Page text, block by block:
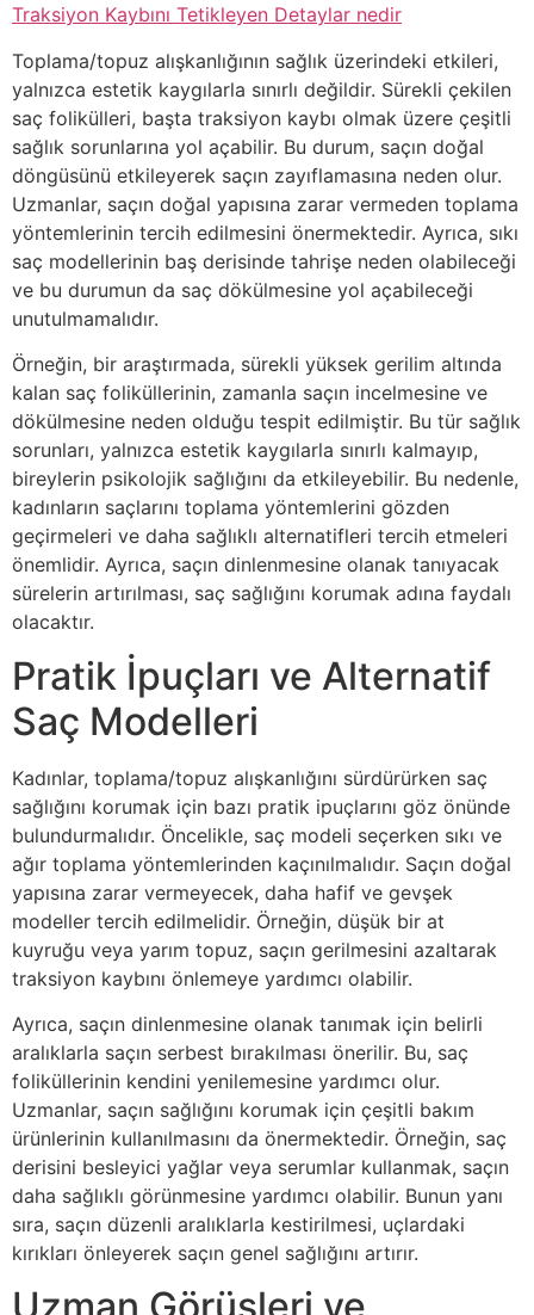
Traksiyon Kaybını Tetikleyen Detaylar nedir
Toplama/topuz alışkanlığının sağlık üzerindeki etkileri,
yalnızca estetik kaygılarla sınırlı değildir. Sürekli çekilen
saç folikülleri, başta traksiyon kaybı olmak üzere çeşitli
sağlık sorunlarına yol açabilir. Bu durum, saçın doğal
döngüsünü etkileyerek saçın zayıflamasına neden olur.
Uzmanlar, saçın doğal yapısına zarar vermeden toplama
yöntemlerinin tercih edilmesini önermektedir. Ayrıca, sıkı
saç modellerinin baş derisinde tahrişe neden olabileceği
ve bu durumun da saç dökülmesine yol açabileceği
unutulmamalıdır.
Örneğin, bir araştırmada, sürekli yüksek gerilim altında
kalan saç foliküllerinin, zamanla saçın incelmesine ve
dökülmesine neden olduğu tespit edilmiştir. Bu tür sağlık
sorunları, yalnızca estetik kaygılarla sınırlı kalmayıp,
bireylerin psikolojik sağlığını da etkileyebilir. Bu nedenle,
kadınların saçlarını toplama yöntemlerini gözden
geçirmeleri ve daha sağlıklı alternatifleri tercih etmeleri
önemlidir. Ayrıca, saçın dinlenmesine olanak tanıyacak
sürelerin artırılması, saç sağlığını korumak adına faydalı
olacaktır.
Pratik İpuçları ve Alternatif
Saç Modelleri
Kadınlar, toplama/topuz alışkanlığını sürdürürken saç
sağlığını korumak için bazı pratik ipuçlarını göz önünde
bulundurmalıdır. Öncelikle, saç modeli seçerken sıkı ve
ağır toplama yöntemlerinden kaçınılmalıdır. Saçın doğal
yapısına zarar vermeyecek, daha hafif ve gevşek
modeller tercih edilmelidir. Örneğin, düşük bir at
kuyruğu veya yarım topuz, saçın gerilmesini azaltarak
traksiyon kaybını önlemeye yardımcı olabilir.
Ayrıca, saçın dinlenmesine olanak tanımak için belirli
aralıklarla saçın serbest bırakılması önerilir. Bu, saç
foliküllerinin kendini yenilemesine yardımcı olur.
Uzmanlar, saçın sağlığını korumak için çeşitli bakım
ürünlerinin kullanılmasını da önermektedir. Örneğin, saç
derisini besleyici yağlar veya serumlar kullanmak, saçın
daha sağlıklı görünmesine yardımcı olabilir. Bunun yanı
sıra, saçın düzenli aralıklarla kestirilmesi, uçlardaki
kırıkları önleyerek saçın genel sağlığını artırır.